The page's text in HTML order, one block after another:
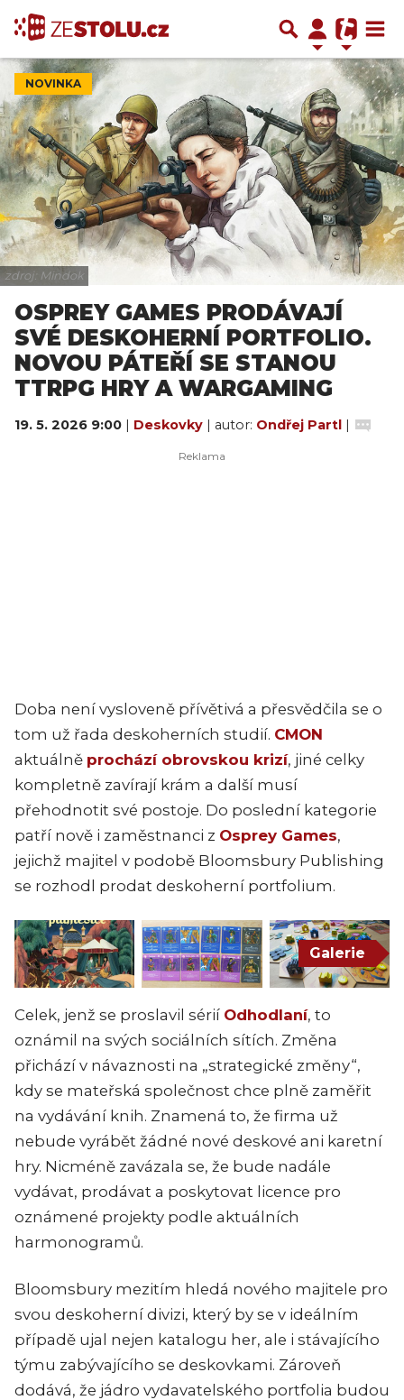
NOVINKA
zdroj: Mindok
OSPREY GAMES PRODÁVAJÍ
SVÉ DESKOHERNÍ PORTFOLIO.
NOVOU PÁTEŘÍ SE STANOU
TTRPG HRY A WARGAMING
19. 5. 2026 9:00 | Deskovky | autor: Ondřej Partl |
Doba není vysloveně přívětivá a přesvědčila se o
tom už řada deskoherních studií. CMON
aktuálně prochází obrovskou krizí, jiné celky
kompletně zavírají krám a další musí
přehodnotit své postoje. Do poslední kategorie
patří nově i zaměstnanci z Osprey Games,
jejichž majitel v podobě Bloomsbury Publishing
se rozhodl prodat deskoherní portfolium.
Galerie
Celek, jenž se proslavil sérií Odhodlaní, to
oznámil na svých sociálních sítích. Změna
přichází v návaznosti na „strategické změny“,
kdy se mateřská společnost chce plně zaměřit
na vydávání knih. Znamená to, že firma už
nebude vyrábět žádné nové deskové ani karetní
hry. Nicméně zavázala se, že bude nadále
vydávat, prodávat a poskytovat licence pro
oznámené projekty podle aktuálních
harmonogramů.
Bloomsbury mezitím hledá nového majitele pro
svou deskoherní divizi, který by se v ideálním
případě ujal nejen katalogu her, ale i stávajícího
týmu zabývajícího se deskovkami. Zároveň
dodává, že jádro vydavatelského portfolia budou